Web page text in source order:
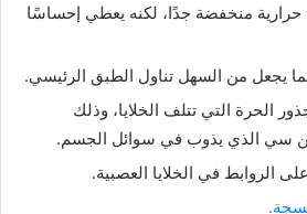
منخفضة جدًا، لكنه يعطي إحساسًا
يجعل من السهل تناول الطبق الرئيسي.
الحرة التي تتلف الخلايا، وذلك
سي الذي يذوب في سوائل الجسم.
الروابط في الخلايا العصبية.